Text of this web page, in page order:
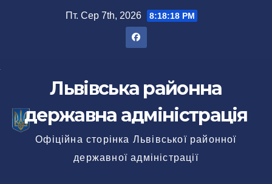
Пт. Сер 7th, 2026 8:18:18 PM
Львівська районна
державна адміністрація
Офіційна сторінка Львівської районної
державної адміністрації